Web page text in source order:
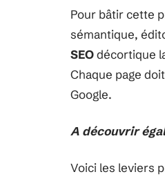
Pour bâtir cette
sémantique,
SEOdécortique
Chaque page
Google.
A découvrir
Voici les leviers